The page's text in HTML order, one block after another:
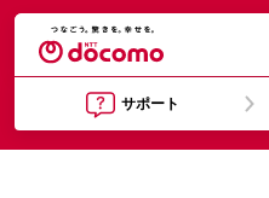
サポート